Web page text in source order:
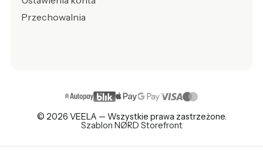
Przechowalnia
© 2026 VEELA — Wszystkie prawa zastrzeżone.
Szablon NØRD Storefront